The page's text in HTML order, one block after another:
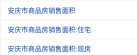
安庆市商品房销售面积
安庆市商品房销售面积:住宅
安庆市商品房销售面积:现房